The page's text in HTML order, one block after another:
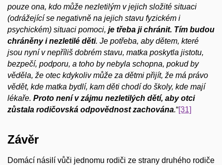
pouze ona, kdo může nezletilým v jejich složité situaci
(odrážející se negativně na jejich stavu fyzickém i
psychickém) situaci pomoci, je třeba ji chránit. Tím budou
chráněny i nezletilé děti. Je potřeba, aby dětem, které
jsou nyní v nepříliš dobrém stavu, matka poskytla jistotu,
bezpečí, podporu, a toho by nebyla schopna, pokud by
věděla, že otec kdykoliv může za dětmi přijít, že má právo
vědět, kde matka bydlí, kam děti chodí do školy, kde mají
lékaře. Proto není v zájmu nezletilých dětí, aby otci
zůstala rodičovská odpovědnost zachována.“[31]
Závěr
Domácí násilí vůči jednomu rodiči ze strany druhého rodiče